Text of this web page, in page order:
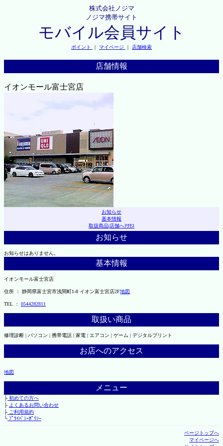
株式会社ノジマ
ノジマ携帯サイト
モバイル会員サイト
ポイント ｜ マイページ ｜ 店舗検索
店舗情報
イオンモール富士宮店
お知らせ
基本情報
取扱商品|店舗へｱｸｾｽ
お知らせ
お知らせはありません。
基本情報
イオンモール富士宮店
住所 ： 静岡県富士宮市浅間町1-8 イオン富士宮店2F地図
TEL ： 0544282811
取扱い商品
修理診断 | パソコン | 携帯電話 | 家電 | エアコン | ゲーム | デジタルプリント
お店へのアクセス
地図
メニュー
├初めての方へ
├ よくあるお問い合わせ
├ご利用規約
└ﾌﾟﾗｲﾊﾞｼｰﾎﾟﾘｼｰ
ページトップへ
マイページへ